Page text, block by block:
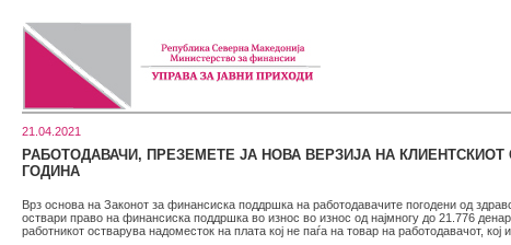
21.04.2021
РАБОТОДАВАЧИ, ПРЕЗЕМЕТЕ ЈА НОВА ВЕРЗИЈА НА
ГОДИНА
Врз основа на Законот за финансиска поддршка на работодавачите погодени од
оствари право на финансиска поддршка во износ во износ од најмногу до 21.776
работникот остварува надоместок на плата кој не паѓа на товар на работодавачот,